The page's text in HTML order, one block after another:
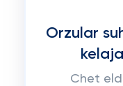
Orzular
Chet